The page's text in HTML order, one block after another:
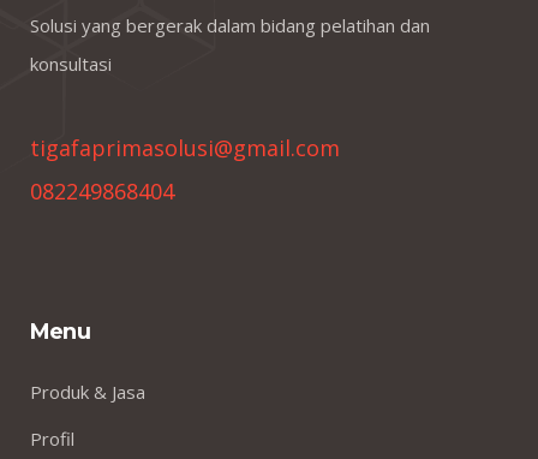
Solusi yang bergerak dalam bidang pelatihan dan
konsultasi
tigafaprimasolusi@gmail.com
082249868404
Menu
Produk & Jasa
Profil